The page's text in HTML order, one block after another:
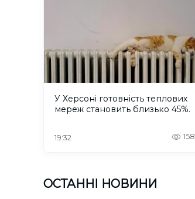
У Херсоні готовність теплових
мереж становить близько 45%.
19:32 158
ОСТАННІ НОВИНИ